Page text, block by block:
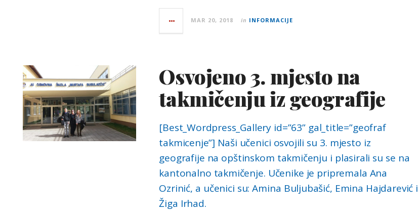
MAR 20, 2018 in INFORMACIJE
Osvojeno 3. mjesto na
takmičenju iz geografije
[Best_Wordpress_Gallery id=”63” gal_title=”geofraf
takmicenje”] Naši učenici osvojili su 3. mjesto iz
geografije na opštinskom takmičenju i plasirali su se na
kantonalno takmičenje. Učenike je pripremala Ana
Ozrinić, a učenici su: Amina Buljubašić, Emina Hajdarević i
Žiga Irhad.